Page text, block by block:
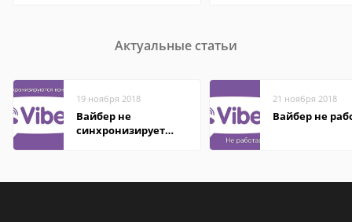
Актуальные статьи
19 ноября 2018
Вайбер не
синхронизирует
21 ноября 2018
Вайбер не